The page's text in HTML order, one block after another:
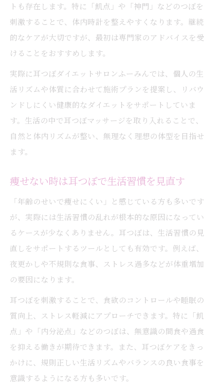
トも存在します。特に「飢点」や「神門」などのつぼを
刺激することで、体内時計を整えやすくなります。継続
的なケアが大切ですが、最初は専門家のアドバイスを受
けることをおすすめします。
実際に耳つぼダイエットサロンふーみんでは、個人の生
活リズムや体質に合わせて施術プランを提案し、リバウ
ンドしにくい健康的なダイエットをサポートしていま
す。生活の中で耳つぼマッサージを取り入れることで、
自然と体内リズムが整い、無理なく理想の体型を目指せ
ます。
痩せない時は耳つぼで生活習慣を見直す
「年齢のせいで痩せにくい」と感じている方も多いです
が、実際には生活習慣の乱れが根本的な原因になってい
るケースが少なくありません。耳つぼは、生活習慣の見
直しをサポートするツールとしても有効です。例えば、
夜更かしや不規則な食事、ストレス過多などが体重増加
の要因になります。
耳つぼを刺激することで、食欲のコントロールや睡眠の
質向上、ストレス軽減にアプローチできます。特に「飢
点」や「内分泌点」などのつぼは、無意識の間食や過食
を抑える働きが期待できます。また、耳つぼケアをきっ
かけに、規則正しい生活リズムやバランスの良い食事を
意識するようになる方も多いです。